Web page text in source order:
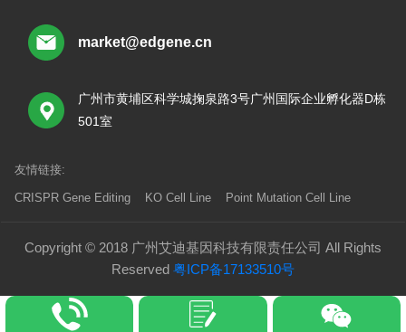
market@edgene.cn
广州市黄埔区科学城掬泉路3号广州国际企业孵化器D栋
501室
友情链接:
CRISPR Gene Editing KO Cell Line Point Mutation Cell Line
Copyright © 2018 广州艾迪基因科技有限责任公司 All Rights
Reserved 粤ICP备17133510号